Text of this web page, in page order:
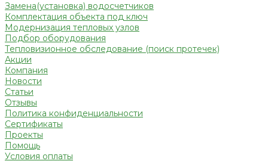
Замена(установка) водосчетчиков
Комплектация объекта под ключ
Модернизация тепловых узлов
Подбор оборудования
Тепловизионное обследование (поиск протечек)
Акции
Компания
Новости
Статьи
Отзывы
Политика конфиденциальности
Сертификаты
Проекты
Помощь
Условия оплаты